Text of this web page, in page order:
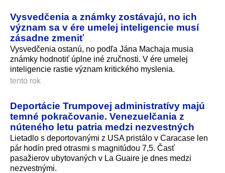
Vysvedčenia a známky zostávajú, no ich
význam sa v ére umelej inteligencie musí
zásadne zmeniť
Vysvedčenia ostanú, no podľa Jána Machaja musia
známky hodnotiť úplne iné zručnosti. V ére umelej
inteligencie rastie význam kritického myslenia.
tento rok
Deportácie Trumpovej administratívy majú
temné pokračovanie. Venezuelčania z
núteného letu patria medzi nezvestných
Lietadlo s deportovanými z USA pristálo v Caracase len
pár hodín pred otrasmi s magnitúdou 7,5. Časť
pasažierov ubytovaných v La Guaire je dnes medzi
nezvestnými.